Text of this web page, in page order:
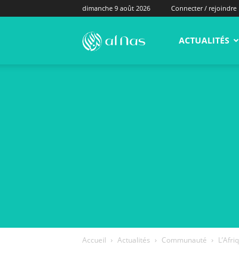
dimanche 9 août 2026 Connecter / rejoindre
alNas.fr ACTUALITÉS
Accueil Actualités Communauté